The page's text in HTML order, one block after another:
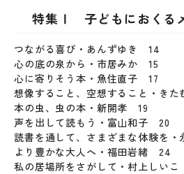
特集Ⅰ 子どもにおくる
つながる喜び・あんずゆき 14
心の底の泉から・市居みか 15
心に寄りそう本・魚住直子 17
想像すること、空想すること・き
本の虫、虫の本・新開孝 19
声を出して読もう・富山和子 20
読書を通して、さまざまな体験を
より豊かな大人へ・福田岩緒 24
私の居場所をさがして・村上しい